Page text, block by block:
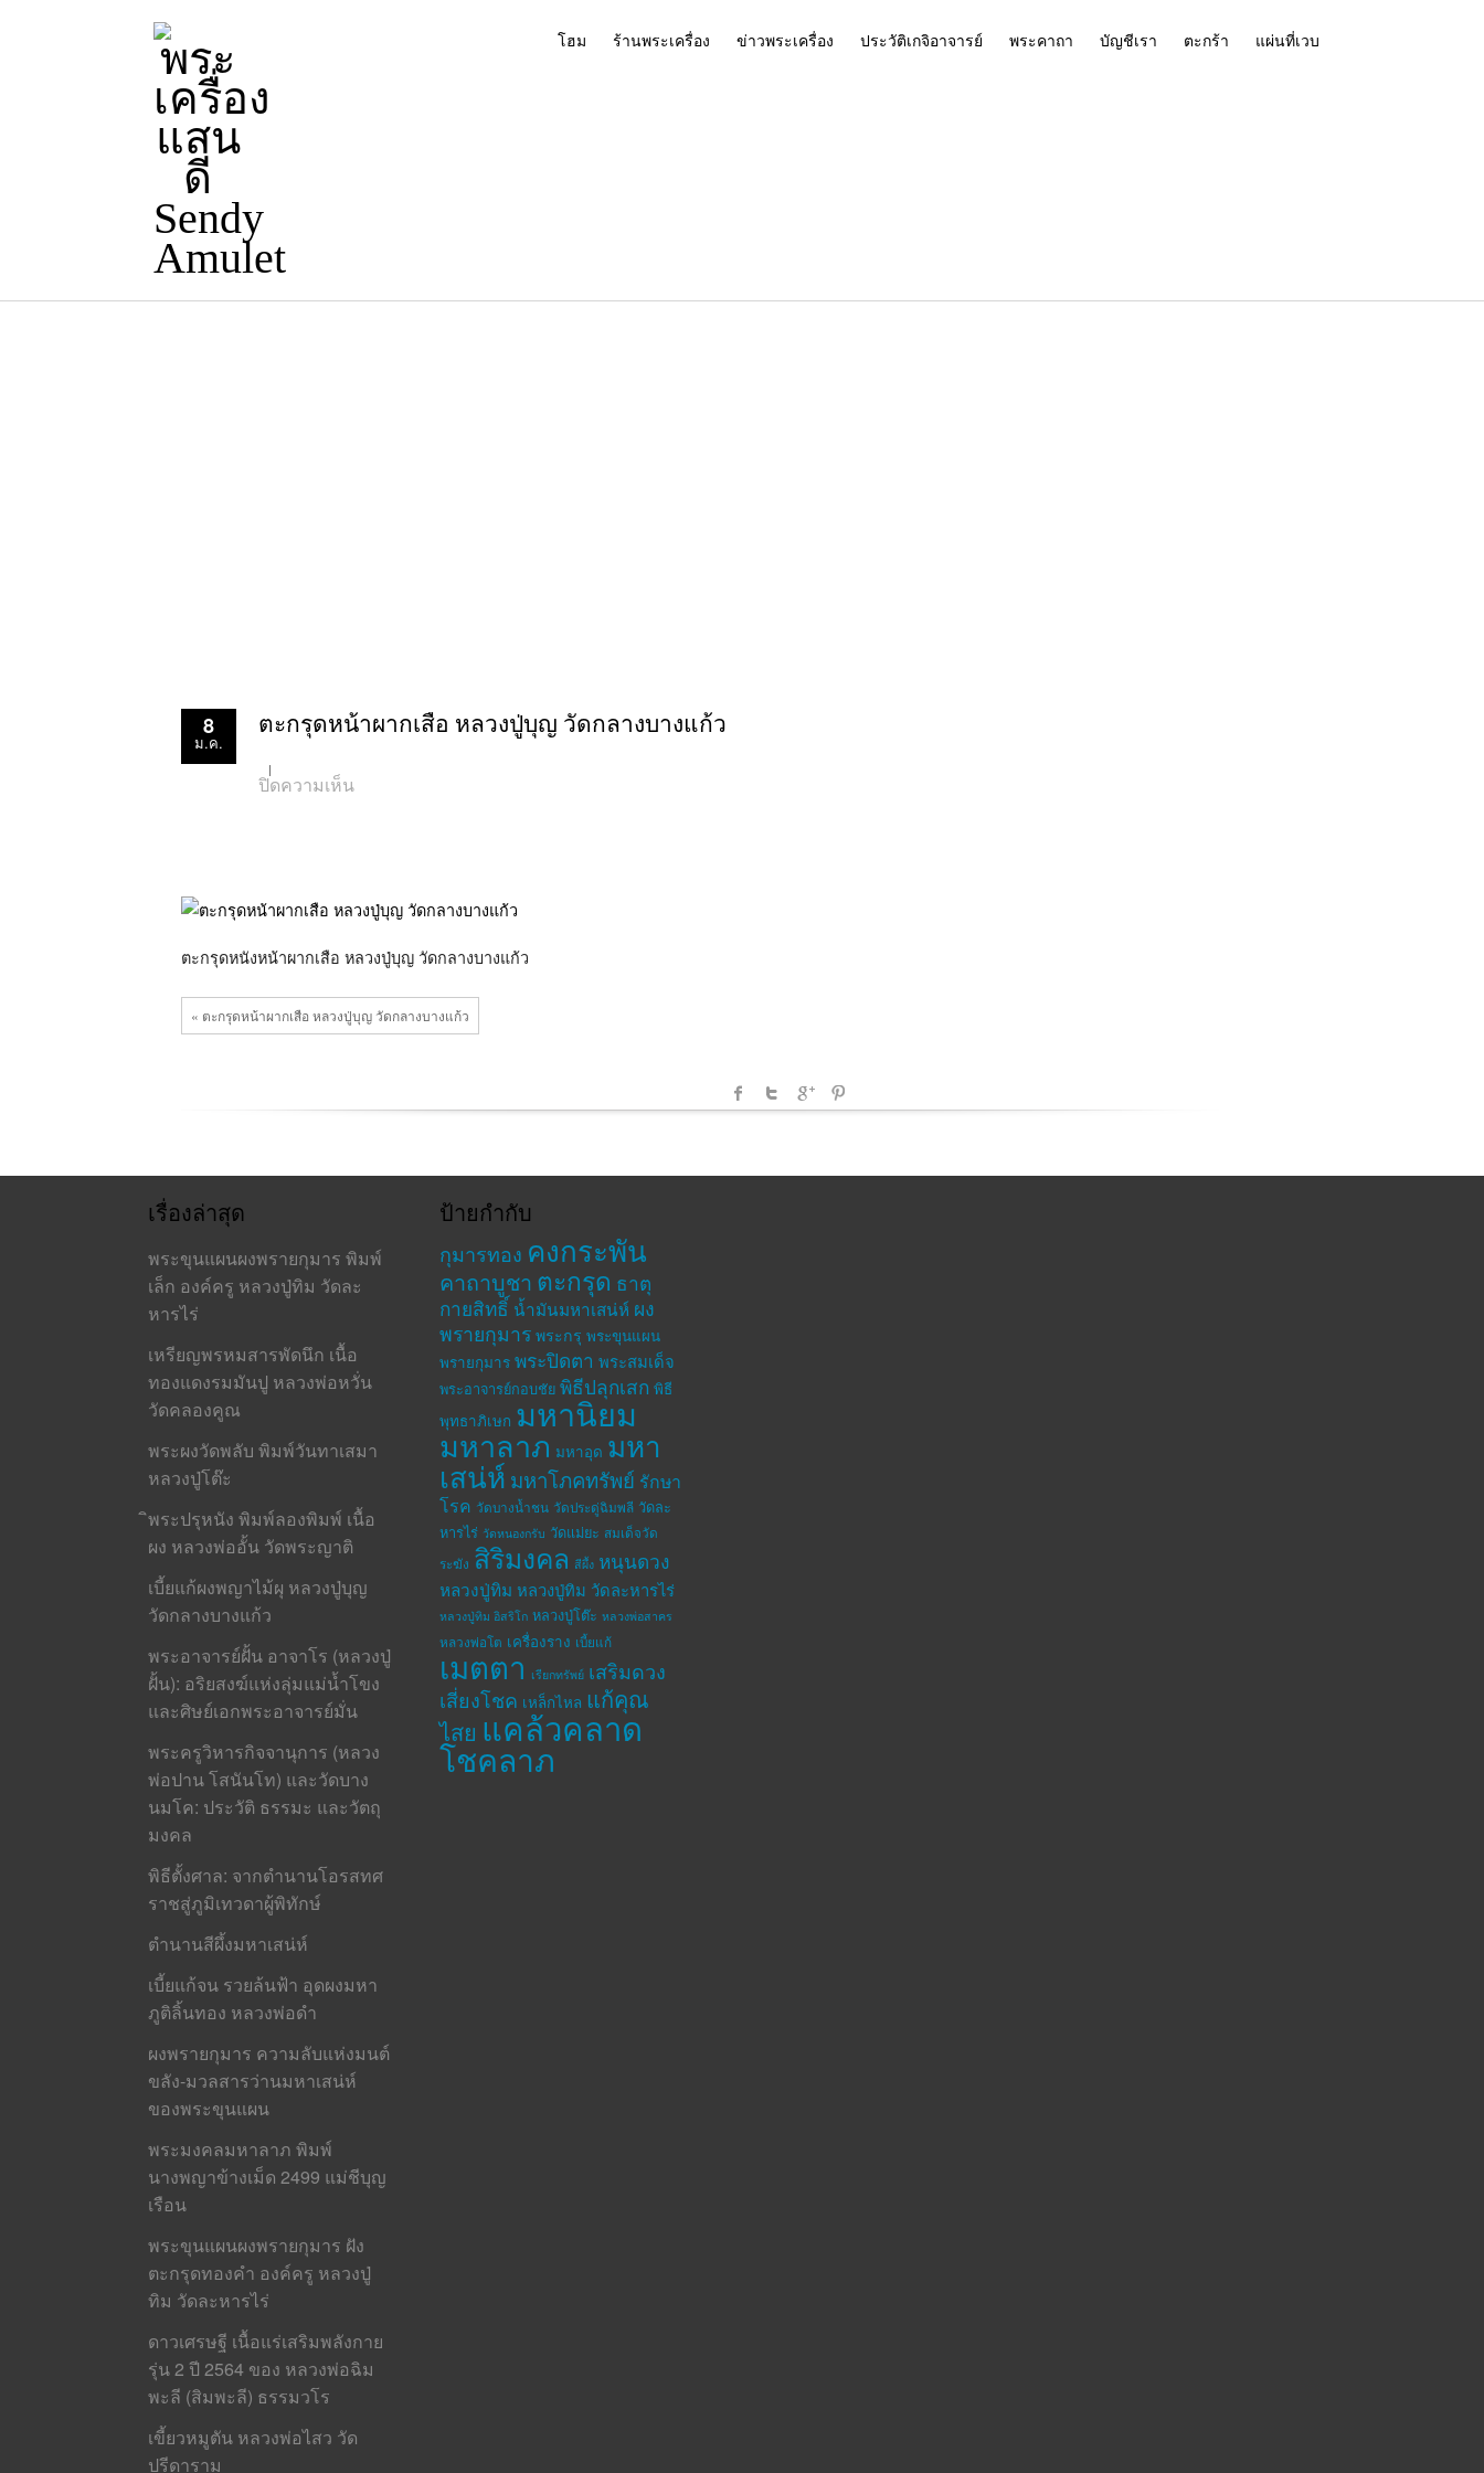
โฮม ร้านพระเครื่อง ข่าวพระเครื่อง ประวัติเกจิอาจารย์ พระคาถา บัญชีเรา ตะกร้า แผ่นที่เวบ
8
ม.ค.
ตะกรุดหน้าผากเสือ หลวงปู่บุญ วัดกลางบางแก้ว
ปิดความเห็นบน
บุญ
วัดกลาง
ตะกรุดหนังหน้าผากเสือ หลวงปู่บุญ วัดกลางบางแก้ว
« ตะกรุดหน้าผากเสือ หลวงปู่บุญ วัดกลางบางแก้ว
เรื่องล่าสุด
พระขุนแผนผงพรายกุมาร พิมพ์
เล็ก องค์ครู หลวงปู่ทิม วัดละ
หารไร่
เหรียญพรหมสารพัดนึก เนื้อ
ทองแดงรมมันปู หลวงพ่อหวั่น
วัดคลองคูณ
พระผงวัดพลับ พิมพ์วันทาเสมา
หลวงปู่โต๊ะ
ิพระปรุหนัง พิมพ์ลองพิมพ์ เนื้อ
ผง หลวงพ่ออั้น วัดพระญาติ
เบี้ยแก้ผงพญาไม้ผุ หลวงปู่บุญ
วัดกลางบางแก้ว
พระอาจารย์ฝั้น อาจาโร (หลวงปู่
ฝั้น): อริยสงฆ์แห่งลุ่มแม่น้ำโขง
และศิษย์เอกพระอาจารย์มั่น
พระครูวิหารกิจจานุการ (หลวง
พ่อปาน โสนันโท) และวัดบาง
นมโค: ประวัติ ธรรมะ และวัตถุ
มงคล
พิธีตั้งศาล: จากตำนานโอรสทศ
ราชสู่ภูมิเทวดาผู้พิทักษ์
ตำนานสีผึ้งมหาเสน่ห์
เบี้ยแก้จน รวยล้นฟ้า อุดผงมหา
ภูติลิ้นทอง หลวงพ่อดำ
ผงพรายกุมาร ความลับแห่งมนต์
ขลัง-มวลสารว่านมหาเสน่ห์
ของพระขุนแผน
พระมงคลมหาลาภ พิมพ์
นางพญาข้างเม็ด 2499 แม่ชีบุญ
เรือน
พระขุนแผนผงพรายกุมาร ฝัง
ตะกรุดทองคำ องค์ครู หลวงปู่
ทิม วัดละหารไร่
ดาวเศรษฐี เนื้อแร่เสริมพลังกาย
รุ่น 2 ปี 2564 ของ หลวงพ่อฉิม
พะลี (สิมพะลี) ธรรมวโร
เขี้ยวหมูตัน หลวงพ่อไสว วัด
ปรีดาราม
ป้ายกำกับ
กุมารทอง คงกระพัน
คาถาบูชา ตะกรุด ธาตุ
กายสิทธิ์ น้ำมันมหาเสน่ห์ ผง
พรายกุมาร พระกรุ พระขุนแผน
พรายกุมาร พระปิดตา พระสมเด็จ
พระอาจารย์กอบชัย พิธีปลุกเสก พิธี
พุทธาภิเษก มหานิยม
มหาลาภ มหาอุด มหา
เสน่ห์ มหาโภคทรัพย์ รักษา
โรค วัดบางน้ำชน วัดประดู่ฉิมพลี วัดละ
หารไร่ วัดหนองกรับ วัดแม่ยะ สมเด็จวัด
ระฆัง สิริมงคล สีผึ้ง หนุนดวง
หลวงปู่ทิม หลวงปู่ทิม วัดละหารไร่
หลวงปู่ทิม อิสริโก หลวงปู่โต๊ะ หลวงพ่อสาคร
หลวงพ่อโต เครื่องราง เบี้ยแก้
เมตตา เรียกทรัพย์ เสริมดวง
เสี่ยงโชค เหล็กไหล แก้คุณ
ไสย แคล้วคลาด
โชคลาภ